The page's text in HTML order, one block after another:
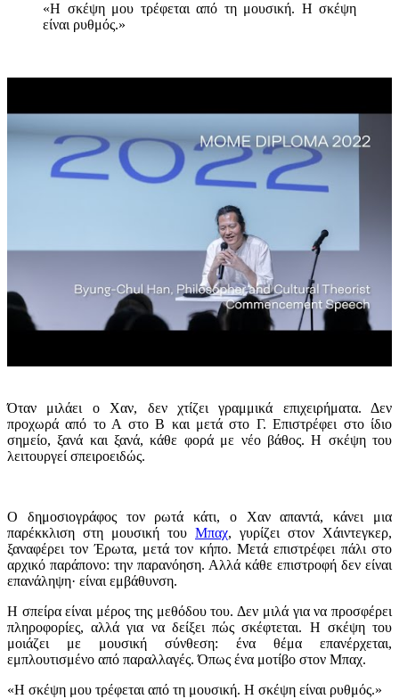
«Η σκέψη μου τρέφεται από τη μουσική. Η σκέψη
είναι ρυθμός.»
Όταν μιλάει ο Χαν, δεν χτίζει γραμμικά επιχειρήματα. Δεν
προχωρά από το Α στο Β και μετά στο Γ. Επιστρέφει στο ίδιο
σημείο, ξανά και ξανά, κάθε φορά με νέο βάθος. Η σκέψη του
λειτουργεί σπειροειδώς.
Ο δημοσιογράφος τον ρωτά κάτι, ο Χαν απαντά, κάνει μια
παρέκκλιση στη μουσική του Μπαχ, γυρίζει στον Χάιντεγκερ,
ξαναφέρει τον Έρωτα, μετά τον κήπο. Μετά επιστρέφει πάλι στο
αρχικό παράπονο: την παρανόηση. Αλλά κάθε επιστροφή δεν είναι
επανάληψη· είναι εμβάθυνση.
Η σπείρα είναι μέρος της μεθόδου του. Δεν μιλά για να προσφέρει
πληροφορίες, αλλά για να δείξει πώς σκέφτεται. Η σκέψη του
μοιάζει με μουσική σύνθεση: ένα θέμα επανέρχεται,
εμπλουτισμένο από παραλλαγές. Όπως ένα μοτίβο στον Μπαχ.
«Η σκέψη μου τρέφεται από τη μουσική. Η σκέψη είναι ρυθμός.»